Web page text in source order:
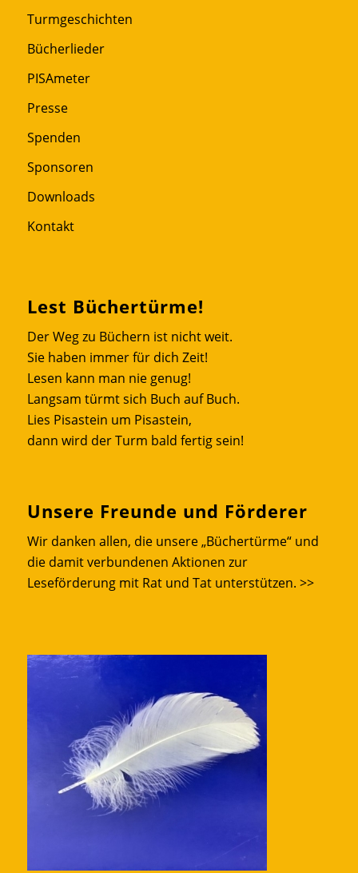
Turmgeschichten
Bücherlieder
PISAmeter
Presse
Spenden
Sponsoren
Downloads
Kontakt
Lest Büchertürme!
Der Weg zu Büchern ist nicht weit.
Sie haben immer für dich Zeit!
Lesen kann man nie genug!
Langsam türmt sich Buch auf Buch.
Lies Pisastein um Pisastein,
dann wird der Turm bald fertig sein!
Unsere Freunde und Förderer
Wir danken allen, die unsere „Büchertürme“ und
die damit verbundenen Aktionen zur
Leseförderung mit Rat und Tat unterstützen. >>